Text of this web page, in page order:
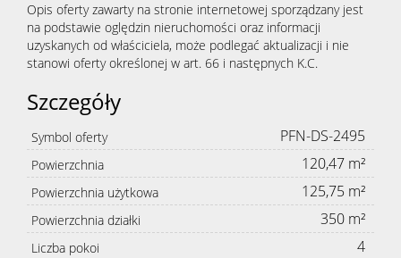
Opis oferty zawarty na stronie internetowej sporządzany jest
na podstawie oględzin nieruchomości oraz informacji
uzyskanych od właściciela, może podlegać aktualizacji i nie
stanowi oferty określonej w art. 66 i następnych K.C.
Szczegóły
Symbol oferty PFN-DS-2495
Powierzchnia 120,47 m²
Powierzchnia użytkowa 125,75 m²
Powierzchnia działki 350 m²
Liczba pokoi 4